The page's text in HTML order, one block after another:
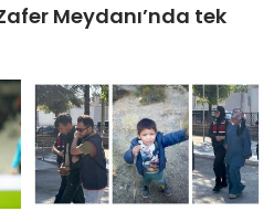
Meydanı’nda tek